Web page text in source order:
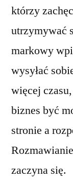
którzy
utrzymywać
markowy
wysyłać
więcej
biznes być
stronie a
zaczyna się.